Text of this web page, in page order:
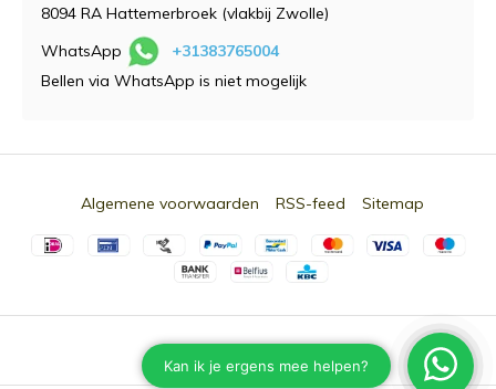
8094 RA Hattemerbroek (vlakbij Zwolle)
WhatsApp
+31383765004
Bellen via WhatsApp is niet mogelijk
© 2026 -Souman.nl
Algemene voorwaarden RSS-feed Sitemap